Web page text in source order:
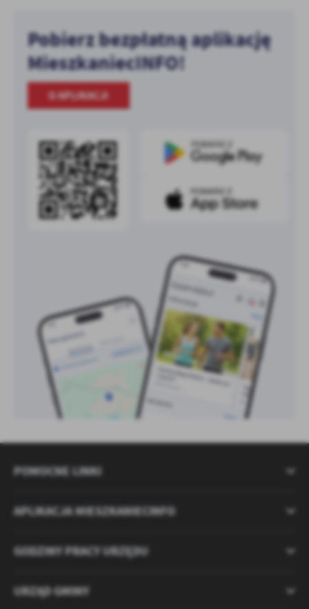
Pobierz bezpłatną aplikację
MieszkaniecINFO!
O APLIKACJI
POMOCNE LINKI
APLIKACJA MIESZKANIECINFO
GODZINY PRACY URZĘDU
URZĄD GMINY